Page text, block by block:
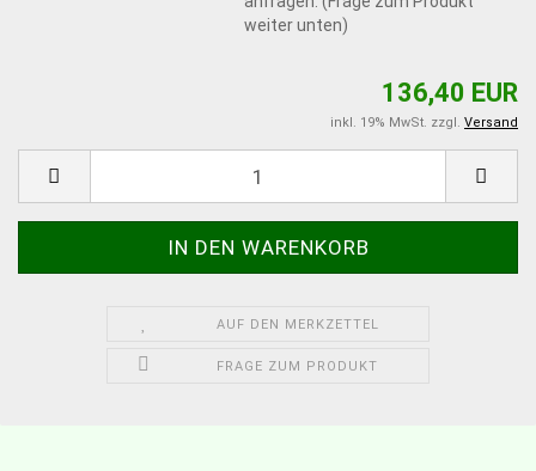
weiter unten)
136,40 EUR
inkl. 19% MwSt. zzgl. Versand
AUF DEN MERKZETTEL
FRAGE ZUM PRODUKT